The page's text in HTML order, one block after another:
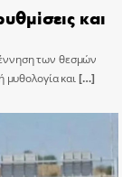
και
των θεσμών
μυθολογία και[…]